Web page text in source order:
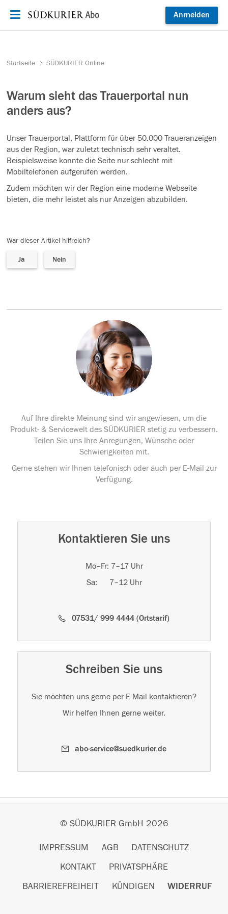
Anmelden
Startseite SÜDKURIER Online
Warum sieht das Trauerportal nun
anders aus?
Unser Trauerportal, Plattform für über 50.000 Traueranzeigen
aus der Region, war zuletzt technisch sehr veraltet.
Beispielsweise konnte die Seite nur schlecht mit
Mobiltelefonen aufgerufen werden.
Zudem möchten wir der Region eine moderne Webseite
bieten, die mehr leistet als nur Anzeigen abzubilden.
War dieser Artikel hilfreich?
Ja Nein
Auf Ihre direkte Meinung sind wir angewiesen, um die
Produkt- & Servicewelt des SÜDKURIER stetig zu verbessern.
Teilen Sie uns Ihre Anregungen, Wünsche oder
Schwierigkeiten mit.
Gerne stehen wir Ihnen telefonisch oder auch per E-Mail zur
Verfügung.
Kontaktieren Sie uns
Mo–Fr: 7–17 Uhr
Sa: 7–12 Uhr
07531/ 999 4444 (Ortstarif)
Schreiben Sie uns
Sie möchten uns gerne per E-Mail kontaktieren?
Wir helfen Ihnen gerne weiter.
abo-service@suedkurier.de
© SÜDKURIER GmbH 2026
IMPRESSUM AGB
DATENSCHUTZ
KONTAKT
PRIVATSPHÄRE
BARRIEREFREIHEIT
KÜNDIGEN WIDERRUF